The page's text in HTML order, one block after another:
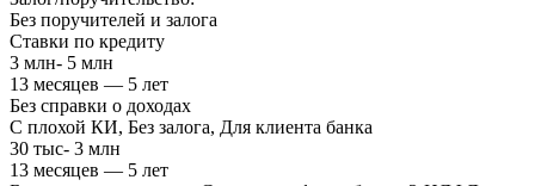
Без поручителей и залога
Ставки по кредиту
3 млн- 5 млн
13 месяцев — 5 лет
Без справки о доходах
С плохой КИ, Без залога, Для клиента банка
30 тыс- 3 млн
13 месяцев — 5 лет